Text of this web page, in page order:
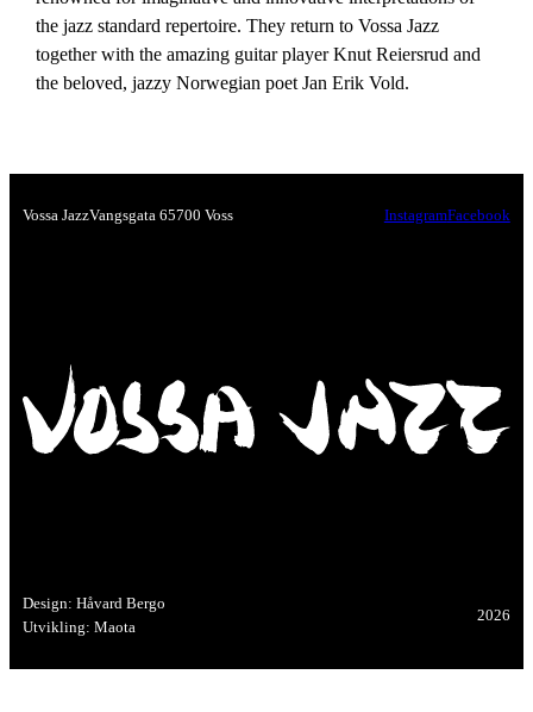
the jazz standard repertoire. They return to Vossa Jazz
together with the amazing guitar player Knut Reiersrud and
the beloved, jazzy Norwegian poet Jan Erik Vold.
Vossa JazzVangsgata 65700 Voss InstagramFacebook
Design: Håvard Bergo
Utvikling: Maota
2026